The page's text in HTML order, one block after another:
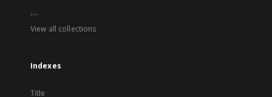
...
View all collections
Indexes
Title